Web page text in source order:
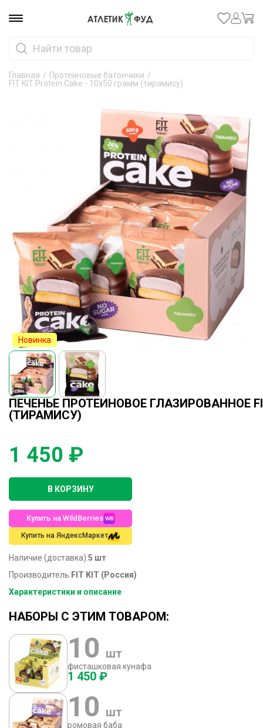
Главная / Протеиновые батончики /
FIT KIT Protein Cake - 10х50 грамм (тирамису)
Новинка
ПЕЧЕНЬЕ ПРОТЕИНОВОЕ ГЛАЗИРОВАННОЕ
(ТИРАМИСУ)
1 450 ₽
В КОРЗИНУ
Купить на WildBerries
Купить на ЯндексМаркет
Наличие (доставка):5 шт
Производитель: FIT KIT (Россия)
Характеристики и описание
НАБОРЫ С ЭТИМ ТОВАРОМ:
10 шт
фисташковая кунафа
1 450 ₽
10 шт
ромовая баба